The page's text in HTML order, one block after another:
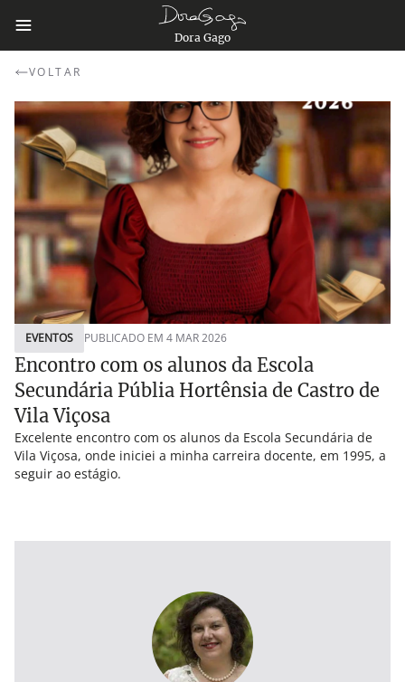
Dora Gago
VOLTAR
EVENTOS PUBLICADO EM 4 MAR 2026
Encontro com os alunos da Escola
Secundária Públia Hortênsia de Castro de
Vila Viçosa
Excelente encontro com os alunos da Escola Secundária de
Vila Viçosa, onde iniciei a minha carreira docente, em 1995, a
seguir ao estágio.